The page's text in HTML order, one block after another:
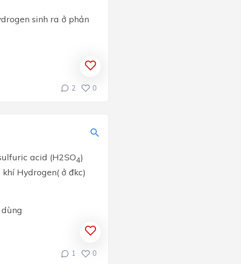
sinh ra ở phản
2 0
acid (H2SO4)
Hydrogen( ở đkc)
1 0